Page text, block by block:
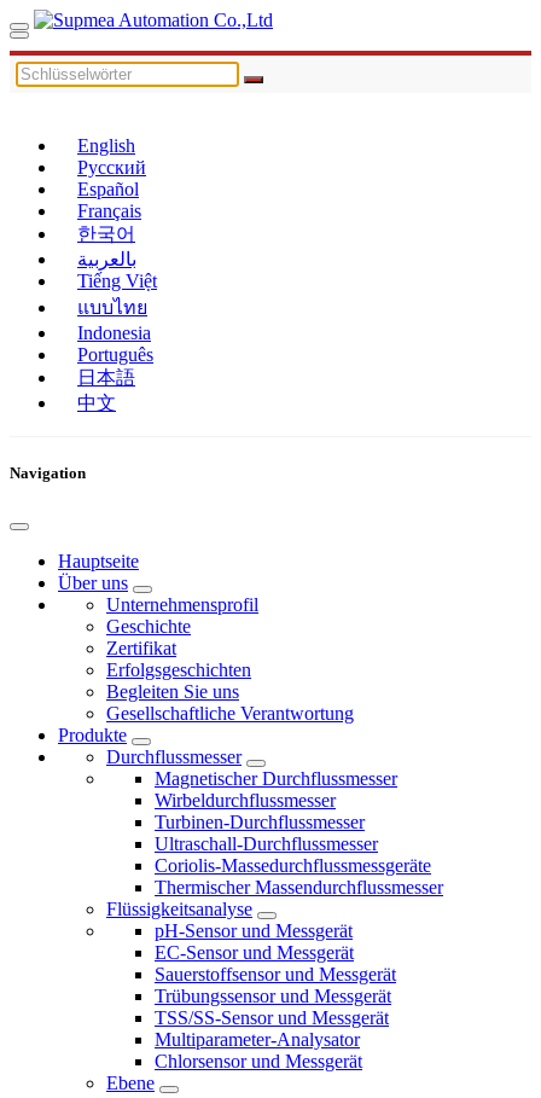
English
Русский
Español
Français
한국어
بالعربية
Tiếng Việt
แบบไทย
Indonesia
Português
日本語
中文
Navigation
Hauptseite
Über uns
Unternehmensprofil
Geschichte
Zertifikat
Erfolgsgeschichten
Begleiten Sie uns
Gesellschaftliche Verantwortung
Produkte
Durchflussmesser
Magnetischer Durchflussmesser
Wirbeldurchflussmesser
Turbinen-Durchflussmesser
Ultraschall-Durchflussmesser
Coriolis-Massedurchflussmessgeräte
Thermischer Massendurchflussmesser
Flüssigkeitsanalyse
pH-Sensor und Messgerät
EC-Sensor und Messgerät
Sauerstoffsensor und Messgerät
Trübungssensor und Messgerät
TSS/SS-Sensor und Messgerät
Multiparameter-Analysator
Chlorsensor und Messgerät
Ebene